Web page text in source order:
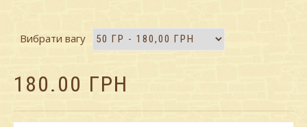
Вибрати вагу
180.00 ГРН